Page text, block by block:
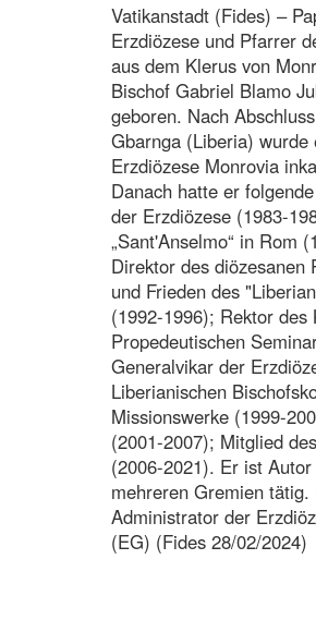
Vatikanstadt (Fides) –
Erzdiözese und Pfarrer
aus dem Klerus von
Bischof Gabriel Blamo
geboren. Nach
Gbarnga (Liberia)
Erzdiözese Monrovia
Danach hatte er
der Erzdiözese (1983-
„Sant'Anselmo“ in Rom
Direktor des
und Frieden des
(1992-1996); Rektor des
Propedeutischen
Generalvikar der
Liberianischen
Missionswerke (1999-
(2001-2007); Mitglied
(2006-2021). Er ist
mehreren Gremien
Administrator der
(EG) (Fides 28/02/2024)